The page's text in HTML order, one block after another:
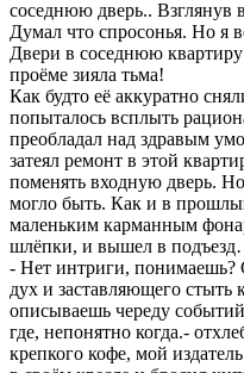
соседнюю дверь.. Взглянув
Думал что спросонья. Но я
Двери в соседнюю
проёме зияла тьма!
Как будто её аккуратно
попыталось всплыть
преобладал над здравым
затеял ремонт в этой
поменять входную дверь.
могло быть. Как и в
маленьким карманным
шлёпки, и вышел в
- Нет интриги, понимаешь?
дух и заставляющего
описываешь череду
где, непонятно когда.-
крепкого кофе, мой